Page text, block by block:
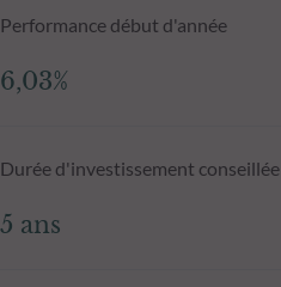
Performance début d'année
6,03%
Durée d'investissement conseillée
5 ans